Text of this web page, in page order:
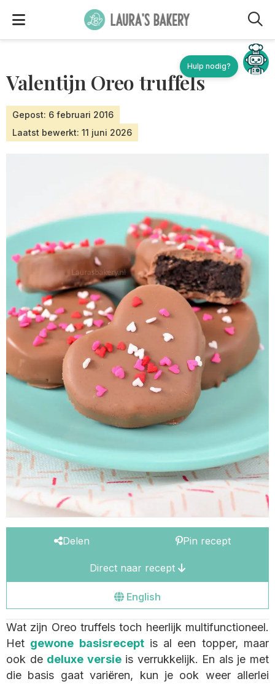
Valentijn Oreo truffels
Gepost: 6 februari 2016
Laatst bewerkt: 11 juni 2026
Delen Pin recept
English
the
english
site
Direct naar recept
Wat zijn Oreo truffels toch heerlijk multifunctioneel.
Het gewone basisreceptis al een topper, maar
ook de deluxe versieis verrukkelijk. En als je met
die basis gaat variëren, kun je ook weer allerlei
Hulp nodig?